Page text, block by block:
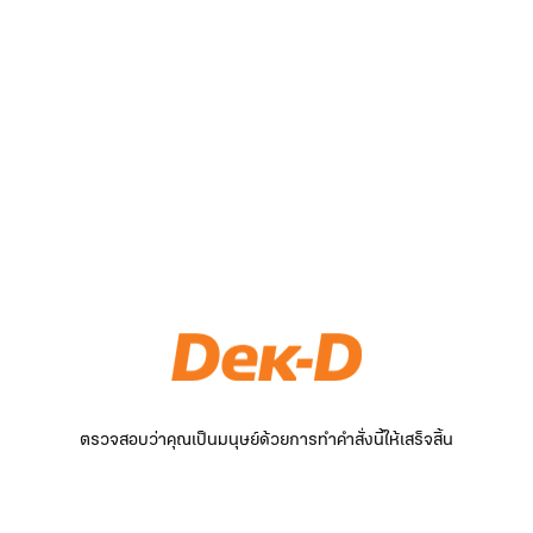
ตรวจสอบว่าคุณเป็นมนุษย์ด้วยการทำคำสั่งนี้ให้เสร็จสิ้น